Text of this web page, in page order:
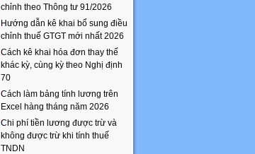
chỉnh theo Thông tư 91/2026
Hướng dẫn kê khai bổ sung điều
chỉnh thuế GTGT mới nhất 2026
Cách kê khai hóa đơn thay thế
khác kỳ, cùng kỳ theo Nghị định
70
Cách làm bảng tính lương trên
Excel hàng tháng năm 2026
Chi phí tiền lương được trừ và
không được trừ khi tính thuế
TNDN